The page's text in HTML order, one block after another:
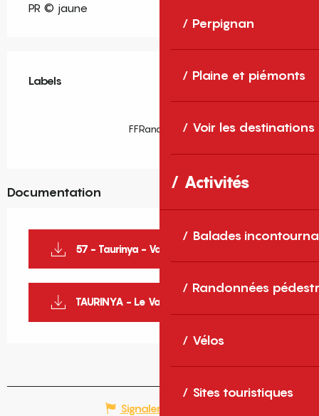
Perpignan
Plaine et piémonts
Voir les destinations
Activités
Balades
Randonnées
Vélos
Sites touristiques
PR © jaune
Labels
Labels
FFRandonnée
Documentation
57 - Taurinya - Vall Panera
TAURINYA - Le Vall Panera - Web
Signaler une erreur